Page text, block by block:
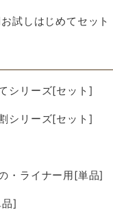
試しはじめてセット
シリーズ[セット]
シリーズ[セット]
・ライナー用[単品]
]